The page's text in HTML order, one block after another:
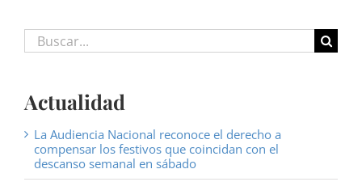
Buscar:
Actualidad
La Audiencia Nacional reconoce el derecho a
compensar los festivos que coincidan con el
descanso semanal en sábado